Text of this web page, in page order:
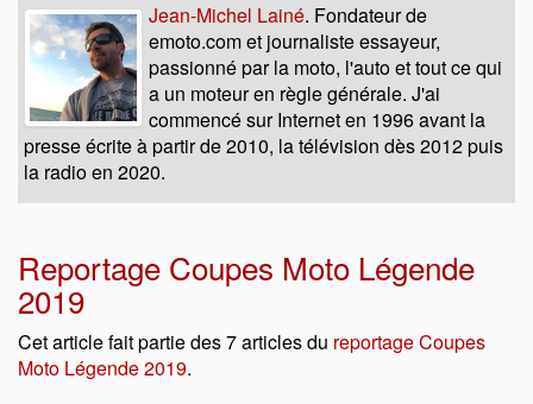
Jean-Michel Lainé. Fondateur de
emoto.com et journaliste essayeur,
passionné par la moto, l'auto et tout ce qui
a un moteur en règle générale. J'ai
commencé sur Internet en 1996 avant la
presse écrite à partir de 2010, la télévision dès 2012 puis
la radio en 2020.
Reportage Coupes Moto Légende
2019
Cet article fait partie des 7 articles du reportage Coupes
Moto Légende 2019.